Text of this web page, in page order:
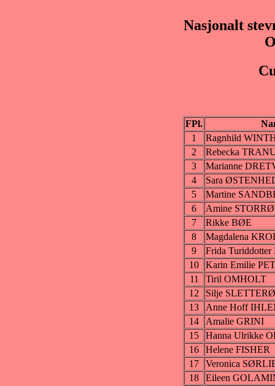
Nasjonalt
FPl.
1
Ragnhild
2
Rebecka
3
Marianne
4
Sara
5
Martine
6
Amine
7
Rikke BØE
8
Magdalena
9
Frida Turiddotter
10
Karin Emilie
11
Tiril OMHOLT
12
Silje
13
Anne Hoff
14
Amalie GRINI
15
Hanna Ulrikke
16
Helene FISHER
17
Veronica
18
Eileen